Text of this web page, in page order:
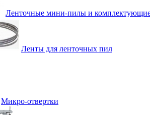
Ленточные мини-пилы и
Ленты для ленточных пил
Микро-отвертки